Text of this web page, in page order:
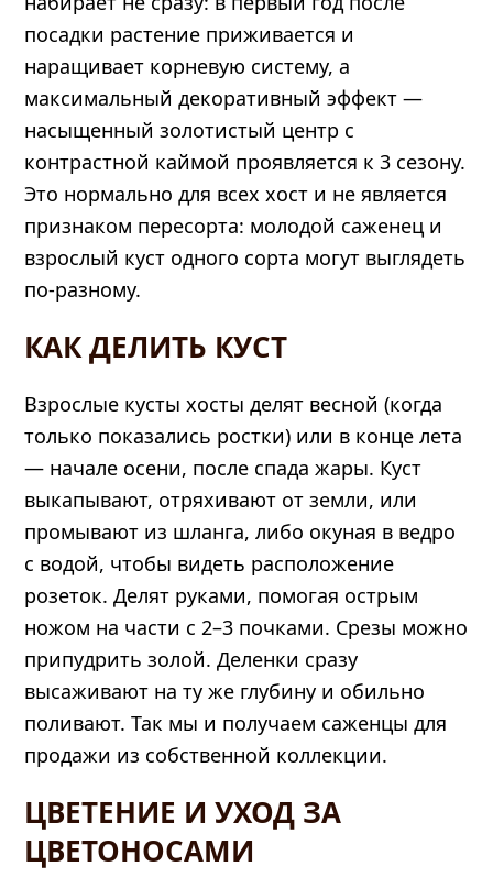
посадки растение приживается и
наращивает корневую систему, а
максимальный декоративный эффект —
насыщенный золотистый центр с
контрастной каймой проявляется к 3 сезону.
Это нормально для всех хост и не является
признаком пересорта: молодой саженец и
взрослый куст одного сорта могут выглядеть
по-разному.
КАК ДЕЛИТЬ КУСТ
Взрослые кусты хосты делят весной (когда
только показались ростки) или в конце лета
— начале осени, после спада жары. Куст
выкапывают, отряхивают от земли, или
промывают из шланга, либо окуная в ведро
с водой, чтобы видеть расположение
розеток. Делят руками, помогая острым
ножом на части с 2–3 почками. Срезы можно
припудрить золой. Деленки сразу
высаживают на ту же глубину и обильно
поливают. Так мы и получаем саженцы для
продажи из собственной коллекции.
ЦВЕТЕНИЕ И УХОД ЗА
ЦВЕТОНОСАМИ